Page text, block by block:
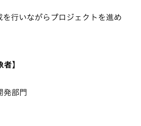
を行いながらプロジェクトを進め
】
発部門